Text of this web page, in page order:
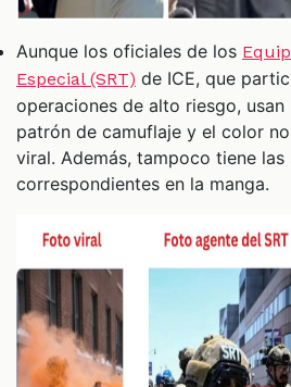
Aunque los oficiales de los
Especial (SRT) de ICE, que
operaciones de alto riesgo,
patrón de camuflaje y el color
viral. Además, tampoco tiene las
correspondientes en la manga.